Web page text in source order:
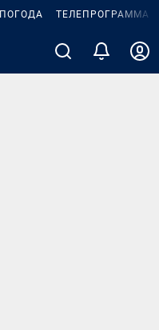
ПОГОДА ТЕЛЕПРОГРАММА